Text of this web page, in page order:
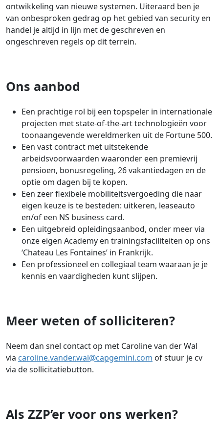
ontwikkeling van nieuwe systemen. Uiteraard ben je
van onbesproken gedrag op het gebied van security en
handel je altijd in lijn met de geschreven en
ongeschreven regels op dit terrein.
Ons aanbod
Een prachtige rol bij een topspeler in internationale
projecten met state-of-the-art technologieën voor
toonaangevende wereldmerken uit de Fortune 500.
Een vast contract met uitstekende
arbeidsvoorwaarden waaronder een premievrij
pensioen, bonusregeling, 26 vakantiedagen en de
optie om dagen bij te kopen.
Een zeer flexibele mobiliteitsvergoeding die naar
eigen keuze is te besteden: uitkeren, leaseauto
en/of een NS business card.
Een uitgebreid opleidingsaanbod, onder meer via
onze eigen Academy en trainingsfaciliteiten op ons
‘Chateau Les Fontaines’ in Frankrijk.
Een professioneel en collegiaal team waaraan je je
kennis en vaardigheden kunt slijpen.
Meer weten of solliciteren?
Neem dan snel contact op met Caroline van der Wal
via caroline.vander.wal@capgemini.com of stuur je cv
via de sollicitatiebutton.
Als ZZP’er voor ons werken?